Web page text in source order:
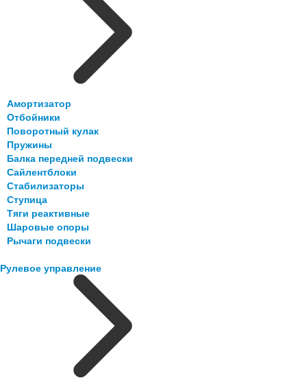
Амортизатор
Отбойники
Поворотный кулак
Пружины
Балка передней подвески
Сайлентблоки
Стабилизаторы
Ступица
Тяги реактивные
Шаровые опоры
Рычаги подвески
Рулевое управление